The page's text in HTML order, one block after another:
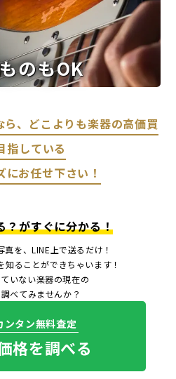
のもOK
、どこよりも楽器の高価買
指している
にお任せ下さい！
？がすぐに分かる！
真を、LINE上で送るだけ！
知ることができちゃいます！
いない楽器の現在の
べてみませんか？
ンタン無料査定
格を調べる